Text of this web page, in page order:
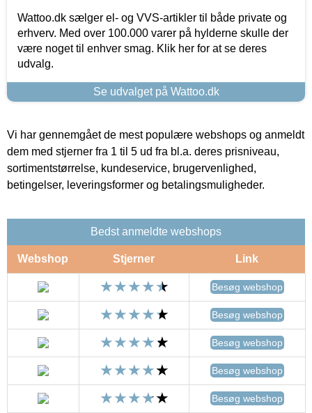
Wattoo.dk sælger el- og VVS-artikler til både private og
erhverv. Med over 100.000 varer på hylderne skulle der
være noget til enhver smag. Klik her for at se deres
udvalg.
Se udvalget på Wattoo.dk
Vi har gennemgået de mest populære webshops og anmeldt
dem med stjerner fra 1 til 5 ud fra bl.a. deres prisniveau,
sortimentstørrelse, kundeservice, brugervenlighed,
betingelser, leveringsformer og betalingsmuligheder.
Bedst anmeldte webshops
Webshop Stjerner Link
Besøg webshop
Besøg webshop
Besøg webshop
Besøg webshop
Besøg webshop